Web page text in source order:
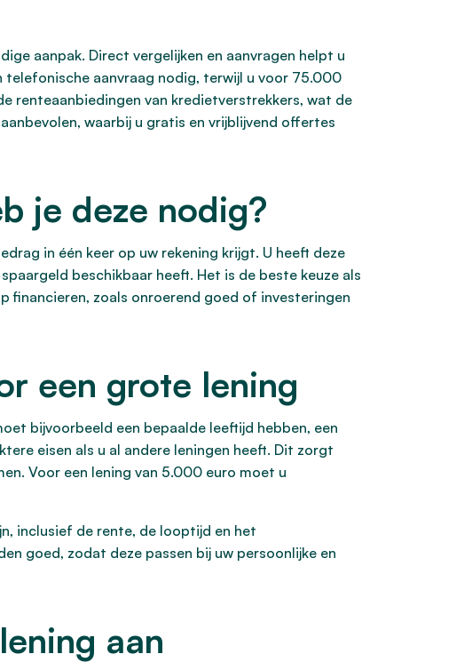
aanpak. Direct vergelijken en aanvragen helpt u
telefonische aanvraag nodig, terwijl u voor 75.000
renteaanbiedingen van kredietverstrekkers, wat de
waarbij u gratis en vrijblijvend offertes
je deze nodig?
in één keer op uw rekening krijgt. U heeft deze
beschikbaar heeft. Het is de beste keuze als
financieren, zoals onroerend goed of investeringen
een grote lening
bijvoorbeeld een bepaalde leeftijd hebben, een
eisen als u al andere leningen heeft. Dit zorgt
Voor een lening van 5.000 euro moet u
inclusief de rente, de looptijd en het
goed, zodat deze passen bij uw persoonlijke en
aan